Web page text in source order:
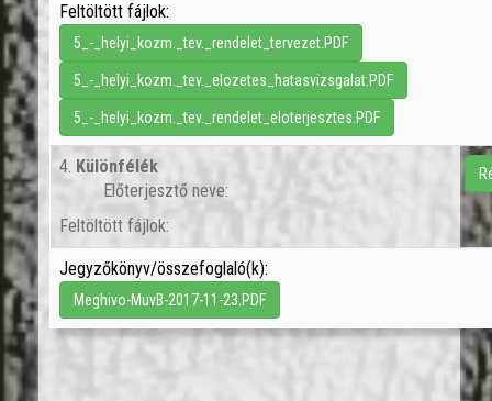
Feltöltött fájlok:
5_-_helyi_kozm._tev._rendelet_tervezet.PDF
5_-_helyi_kozm._tev._elozetes_hatasvizsgalat.PDF
5_-_helyi_kozm._tev._rendelet_eloterjesztes.PDF
4. Különfélék
Előterjesztő neve:
Feltöltött fájlok:
Jegyzőkönyv/összefoglaló(k):
Meghivo-MuvB-2017-11-23.PDF